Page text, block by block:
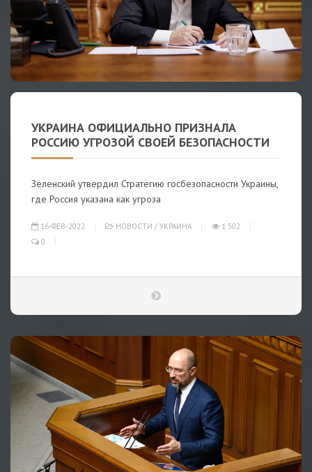
УКРАИНА ОФИЦИАЛЬНО ПРИЗНАЛА
РОССИЮ УГРОЗОЙ СВОЕЙ БЕЗОПАСНОСТИ
Зеленский утвердил Стратегию госбезопасности Украины,
где Россия указана как угроза
16-ФЕВ-2022 НОВОСТИ / УКРАИНА
1 502
0